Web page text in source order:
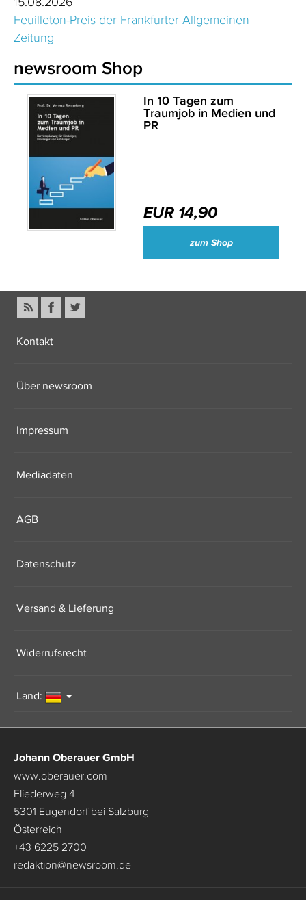
Feuilleton-Preis der Frankfurter Allgemeinen
Zeitung
newsroom Shop
In 10 Tagen zum
Traumjob in Medien und
PR
EUR 14,90
zum Shop
Kontakt
Über newsroom
Impressum
Mediadaten
AGB
Datenschutz
Versand & Lieferung
Widerrufsrecht
Land:
Johann Oberauer GmbH
www.oberauer.com
Fliederweg 4
5301 Eugendorf bei Salzburg
Österreich
+43 6225 2700
redaktion@newsroom.de